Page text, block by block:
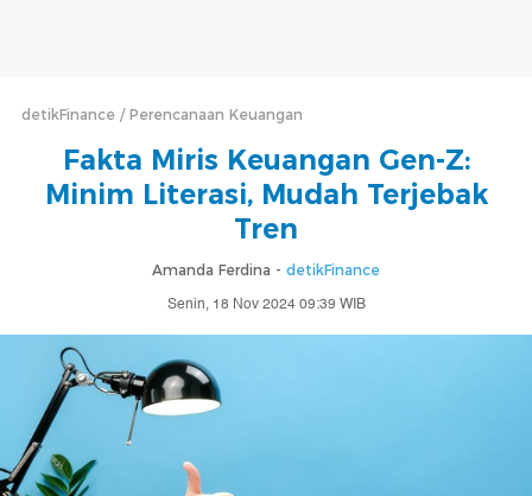
detikFinance Perencanaan Keuangan
Fakta Miris Keuangan Gen-Z:
Minim Literasi, Mudah Terjebak
Tren
Amanda Ferdina - detikFinance
Senin, 18 Nov 2024 09:39 WIB